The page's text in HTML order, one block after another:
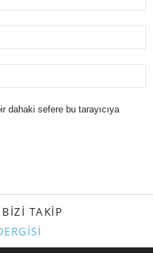
dahaki sefere bu tarayıcıya
TAKIP